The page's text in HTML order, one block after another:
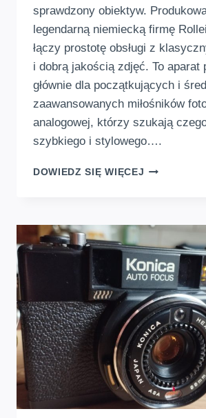
sprawdzony obiektyw.
legendarną niemiecką firmę
łączy prostotę obsługi z
i dobrą jakością zdjęć. To aparat
głównie dla początkujących i
zaawansowanych miłośników
analogowej, którzy szukają
szybkiego i stylowego….
DOWIEDZ SIĘ WIĘCEJ ROLLEI
KLASYCZNY
AUTOMAT
Z
LAT
80.